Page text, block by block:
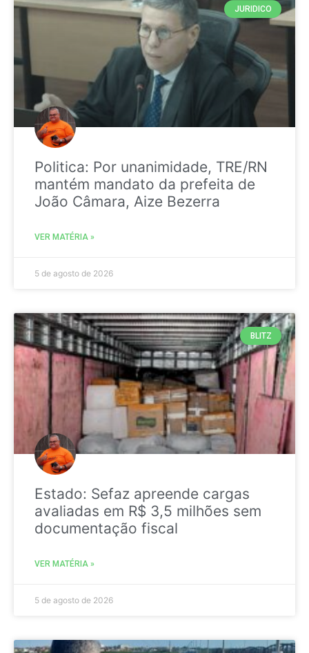
JURIDICO
Politica: Por unanimidade, TRE/RN
mantém mandato da prefeita de
João Câmara, Aize Bezerra
VER MATÉRIA »
5 de agosto de 2026
BLITZ
Estado: Sefaz apreende cargas
avaliadas em R$ 3,5 milhões sem
documentação fiscal
VER MATÉRIA »
5 de agosto de 2026